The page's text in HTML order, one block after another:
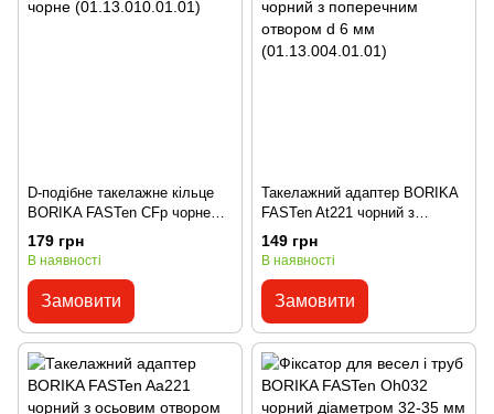
D-подібне такелажне кільце
BORIKA FASTen CFp чорне
(01.13.010.01.01)
179 грн
В наявності
Замовити
Такелажний адаптер BORIKA
FASTen At221 чорний з
поперечним отвором d 6 мм
(01.13.004.01.01)
149 грн
В наявності
Замовити